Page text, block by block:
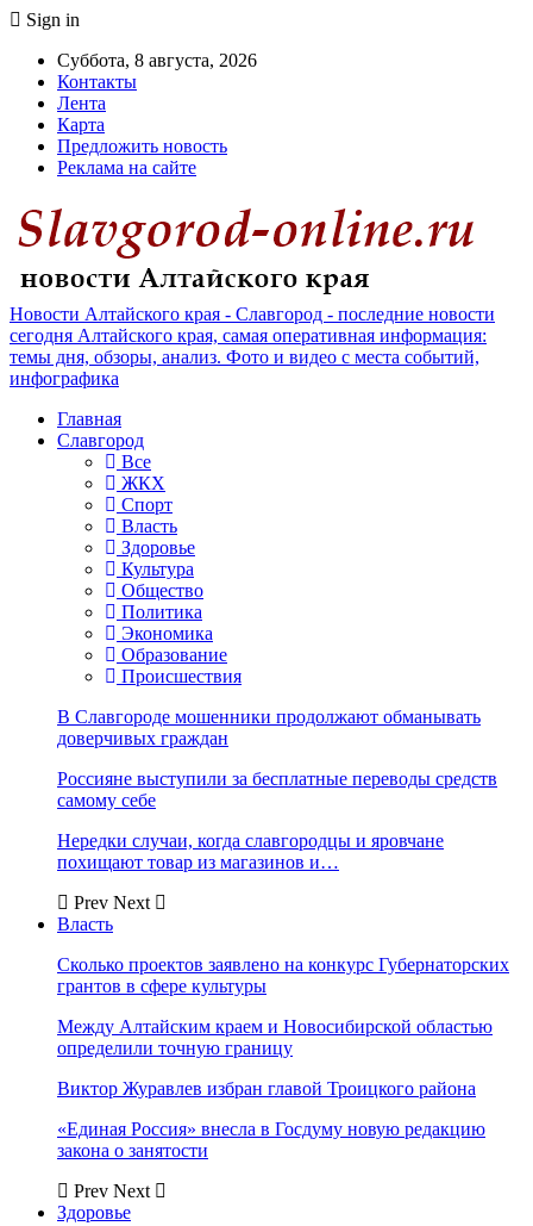
Sign in
Суббота, 8 августа, 2026
Контакты
Лента
Карта
Предложить новость
Реклама на сайте
Новости Алтайского края - Славгород - последние новости
сегодня Алтайского края, самая оперативная информация:
темы дня, обзоры, анализ. Фото и видео с места событий,
инфографика
Главная
Славгород
Все
ЖКХ
Спорт
Власть
Здоровье
Культура
Общество
Политика
Экономика
Образование
Происшествия
В Славгороде мошенники продолжают обманывать
доверчивых граждан
Россияне выступили за бесплатные переводы средств
самому себе
Нередки случаи, когда славгородцы и яровчане
похищают товар из магазинов и…
Prev Next
Власть
Сколько проектов заявлено на конкурс Губернаторских
грантов в сфере культуры
Между Алтайским краем и Новосибирской областью
определили точную границу
Виктор Журавлев избран главой Троицкого района
«Единая Россия» внесла в Госдуму новую редакцию
закона о занятости
Prev Next
Здоровье